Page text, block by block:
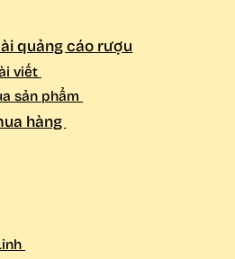
quảng cáo rượu
viết
sản phẩm
hàng